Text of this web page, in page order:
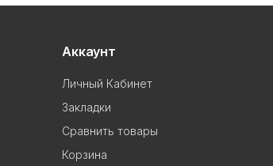
Аккаунт
Личный Кабинет
Закладки
Сравнить товары
Корзина